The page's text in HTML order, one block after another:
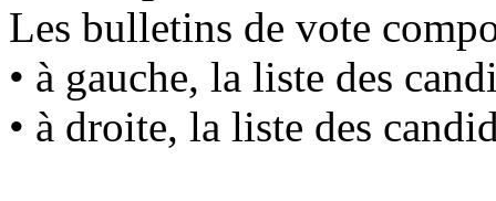
Les bulletins de vote
• à gauche, la liste des
• à droite, la liste des